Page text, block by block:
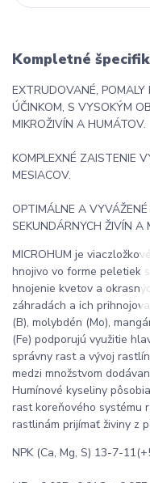
Kompletné
EXTRUDOVANÉ,
ÚČINKOM, S VYSOKÝM
MIKROŽIVÍN A HUMÁTOV.
KOMPLEXNÉ ZAISTENIE
MESIACOV.
OPTIMÁLNE A VYVÁŽENÉ
SEKUNDÁRNYCH ŽIVÍN A
MICROHUM je
hnojivo vo forme peletiek
hnojenie kvetov a
záhradách a ich
(B), molybdén (Mo),
(Fe) podporujú využitie
správny rast a vývoj
medzi množstvom
Humínové kyseliny
rast koreňového systému
rastlinám prijímať živiny z
NPK (Ca, Mg, S) 13-7-